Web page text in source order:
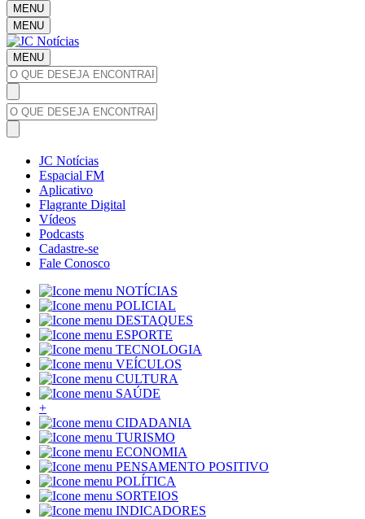
MENU
MENU
MENU
JC Notícias
Espacial FM
Aplicativo
Flagrante Digital
Vídeos
Podcasts
Cadastre-se
Fale Conosco
NOTÍCIAS
POLICIAL
DESTAQUES
ESPORTE
TECNOLOGIA
VEÍCULOS
CULTURA
SAÚDE
+
CIDADANIA
TURISMO
ECONOMIA
PENSAMENTO POSITIVO
POLÍTICA
SORTEIOS
INDICADORES